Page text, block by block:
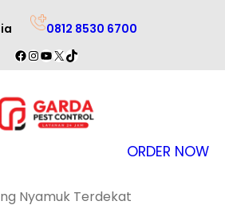
0812 8530 6700
Facebook
Instagram
YouTube
X TikTok
ORDER NOW
Nyamuk Terdekat